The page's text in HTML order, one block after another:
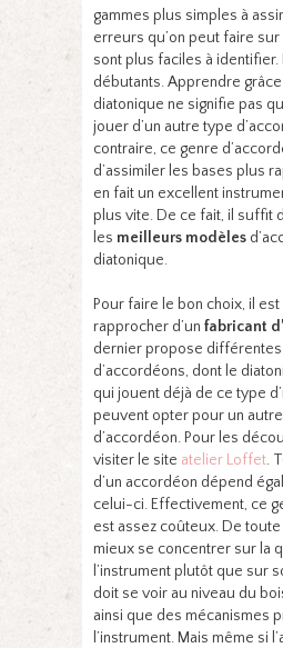
gammes plus simples à
erreurs qu’on peut faire
sont plus faciles à
débutants. Apprendre
diatonique ne signifie pas
jouer d’un autre type
contraire, ce genre
d’assimiler les bases plus
en fait un excellent
plus vite. De ce fait, il suffit
les meilleurs modèles
diatonique.
Pour faire le bon choix, il
rapprocher d’un fabricant
dernier propose
d’accordéons, dont le
qui jouent déjà de ce type
peuvent opter pour un
d’accordéon. Pour les
visiter le site atelier Loffet.
d’un accordéon dépend
celui-ci. Effectivement, ce
est assez coûteux. De
mieux se concentrer sur la
l’instrument plutôt que sur
doit se voir au niveau du
ainsi que des mécanismes
l’instrument. Mais même si